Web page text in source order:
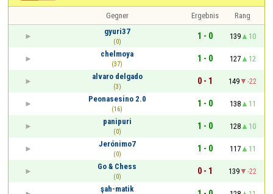
Gegner Ergebnis
Rang
gyuri37
(0)
1 - 0 139
10
chelmoya
(37)
1 - 0 127
12
alvaro delgado
(3)
0 - 1 149
-22
Peonasesino 2.0
(16)
1 - 0 138
11
panipuri
(0)
1 - 0 128
10
Jerónimo7
(0)
1 - 0 117
11
Go & Chess
(0)
0 - 1 139
-22
şah-matik